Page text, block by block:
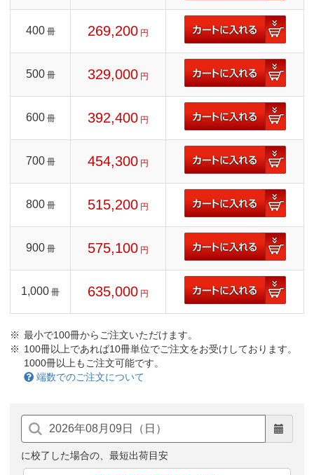
400 冊 269,200 円
500 冊 329,000 円
600 冊 392,400 円
700 冊 454,300 円
800 冊 515,200 円
900 冊 575,100 円
1,000 冊 635,000 円
最小で100冊からご注文いただけます。
100冊以上であれば10冊単位でご注文をお受けしております。
1000冊以上もご注文可能です。
端数でのご注文について
に校了した場合の、最短出荷目安